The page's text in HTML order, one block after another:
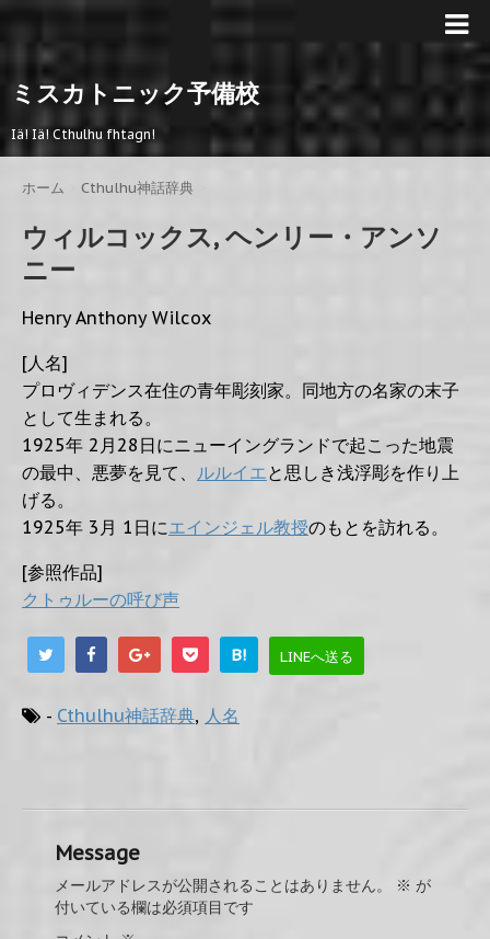
ミスカトニック予備校
Iä! Iä! Cthulhu fhtagn!
ホーム Cthulhu神話辞典
ウィルコックス, ヘンリー・アンソ
ニー
Henry Anthony Wilcox
[人名]
プロヴィデンス在住の青年彫刻家。同地方の名家の末子
として生まれる。
1925年 2月28日にニューイングランドで起こった地震
の最中、悪夢を見て、 ルルイエと思しき浅浮彫を作り上
げる。
1925年 3月 1日にエインジェル教授のもとを訪れる。
[参照作品]
クトゥルーの呼び声
B! LINEへ送る
- Cthulhu神話辞典, 人名
Message
メールアドレスが公開されることはありません。 ※ が
付いている欄は必須項目です